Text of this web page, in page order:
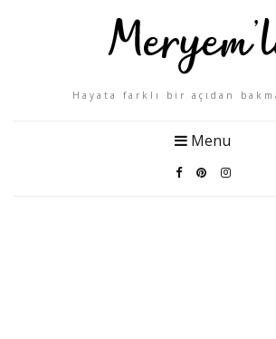
Hayata farklı bir açıdan
Menu